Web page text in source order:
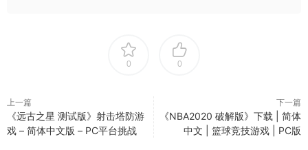
0 0
上一篇
《远古之星 测试版》射击塔防游
戏 – 简体中文版 – PC平台挑战
下一篇
《NBA2020 破解版》下载 | 简体
中文 | 篮球竞技游戏 | PC版